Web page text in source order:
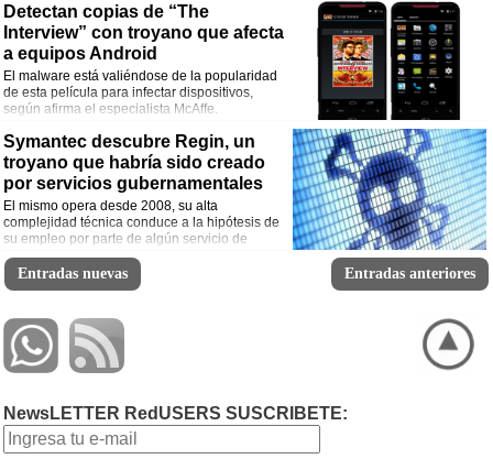
Detectan copias de “The
Interview” con troyano que afecta
a equipos Android
El malware está valiéndose de la popularidad
de esta película para infectar dispositivos,
según afirma el especialista McAffe.
Symantec descubre Regin, un
troyano que habría sido creado
por servicios gubernamentales
El mismo opera desde 2008, su alta
complejidad técnica conduce a la hipótesis de
su empleo por parte de algún servicio de
inteligencia estatal. Analistas señalan a
Estados Unidos y el Reino Unido.
Entradas nuevas Entradas anteriores
NewsLETTER RedUSERS SUSCRIBETE: